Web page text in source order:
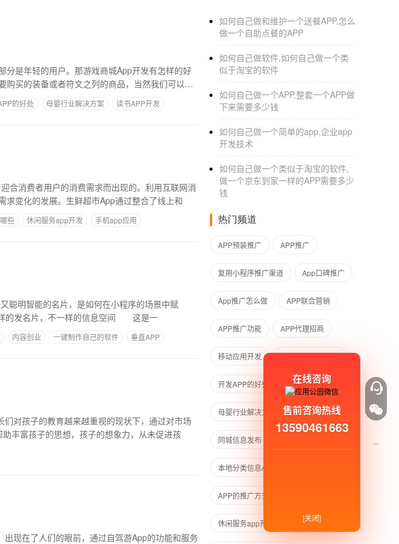
分是年轻的用户。那游戏商城App开发有怎样的好
购买的装备或者符文之列的商品，当然我们可以通
的好处 母婴行业解决方案 读书APP开发
合消费者用户的消费需求而出现的。利用互联网消
求变化的发展。生鲜超市App通过整合了线上和
些 休闲服务app开发
手机app应用
明智能的名片，是如何在小程序的场景中赋
的发名片，不一样的信息空间 这是一
内容创业 一键制作自己的软件 垂直APP
对孩子的教育越来越重视的现状下，通过对市场
丰富孩子的思想，孩子的想象力，从未促进孩
现在了人们的眼前，通过自驾游App的功能和服务
如何自己做和维护一个送餐APP,怎么
做一个自助点餐的APP
如何自己做软件,如何自己做一个类
似于淘宝的软件
如何自己做一个APP,整套一个APP做
下来需要多少钱
如何自己做一个简单的app,企业app
开发技术
如何自己做一个类似于淘宝的软件,
做一个京东到家一样的APP需要多少
钱
热门频道
APP预装推广 APP推广
复用小程序推广渠道 App口碑推广
App推广怎么做 APP联合营销
APP推广功能 APP代理招商
移动应用开发 交友聊天APP开发
开发APP的好处
母婴行业解决方案 读书APP开发
同城信息发布
本地分类信息APP开发
APP的推广方式有哪些
休闲服务app开发 手机app应用
在线咨询
售前咨询热线
13590461663
[关闭]